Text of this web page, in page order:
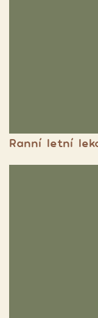
Ranní letní